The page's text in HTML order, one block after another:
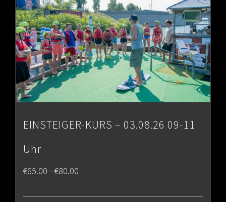
EINSTEIGER-KURS – 03.08.26 09-11
Uhr
€65.00–€80.00